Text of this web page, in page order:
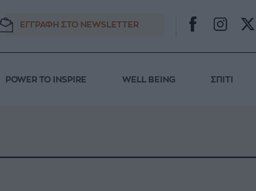
ΕΓΓΡΑΦΗ ΣΤΟ NEWSLETTER
POWER TO INSPIRE WELL BEING ΣΠΙΤΙ